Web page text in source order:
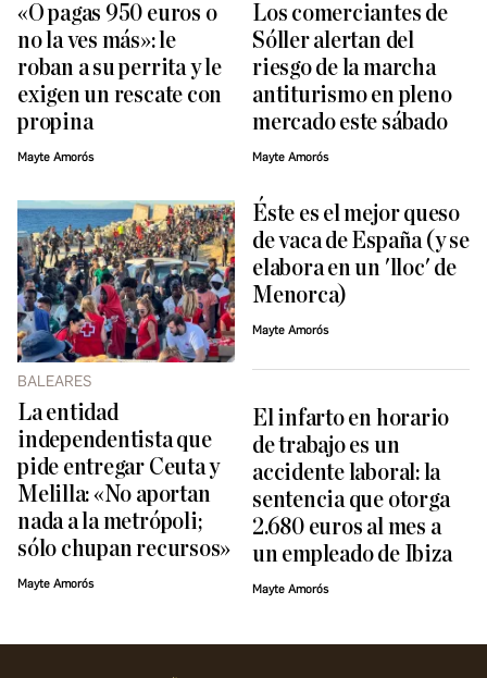
«O pagas 950 euros o
no la ves más»: le
roban a su perrita y le
exigen un rescate con
propina
Mayte Amorós
Los comerciantes de
Sóller alertan del
riesgo de la marcha
antiturismo en pleno
mercado este sábado
Mayte Amorós
BALEARES
La entidad
independentista que
pide entregar Ceuta y
Melilla: «No aportan
nada a la metrópoli;
sólo chupan recursos»
Mayte Amorós
Éste es el mejor queso
de vaca de España (y se
elabora en un 'lloc' de
Menorca)
Mayte Amorós
El infarto en horario
de trabajo es un
accidente laboral: la
sentencia que otorga
2.680 euros al mes a
un empleado de Ibiza
Mayte Amorós